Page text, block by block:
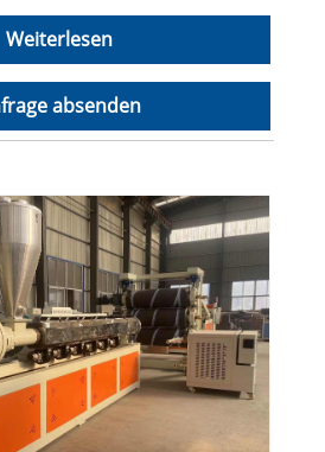
Weiterlesen
absenden